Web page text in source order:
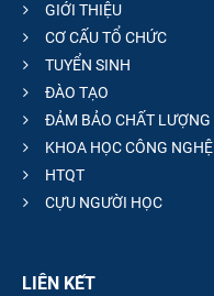
GIỚI THIỆU
CƠ CẤU TỔ CHỨC
TUYỂN SINH
ĐÀO TẠO
ĐẢM BẢO CHẤT LƯỢNG
KHOA HỌC CÔNG NGHỆ
HTQT
CỰU NGƯỜI HỌC
LIÊN KẾT